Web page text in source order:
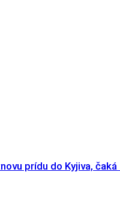
prídu do Kyjiva, čaká